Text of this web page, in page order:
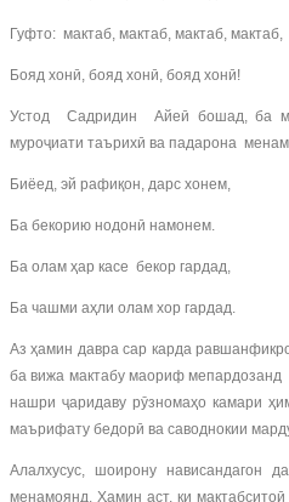
Гуфто: мактаб, мактаб, мактаб, мактаб,
Бояд хонӣ, бояд хонӣ, бояд хонӣ!
Устод Садридин Айеӣ бошад, ба
муроҷиати таърихӣ ва падарона
Биёед, эй рафиқон, дарс хонем,
Ба бекорию нодонӣ намонем.
Ба олам ҳар касе бекор гардад,
Ба чашми аҳли олам хор гардад.
Аз ҳамин давра сар карда
ба вижа мактабу маориф мепардозанд
нашри ҷаридаву рӯзномаҳо камари
маърифату бедорӣ ва саводнокии
Алалхусус, шоирону нависандагон
менамоянд. Ҳамин аст, ки